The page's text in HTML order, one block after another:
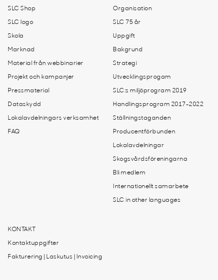
SLC Shop
SLC logo
Skola
Marknad
Material från webbinarier
Projekt och kampanjer
Pressmaterial
Dataskydd
Lokalavdelningars verksamhet
FAQ
Organisation
SLC 75 år
Uppgift
Bakgrund
Strategi
Utvecklingsprogam
SLC:s miljöprogram 2019
Handlingsprogram 2017-2022
Ställningstaganden
Producentförbunden
Lokalavdelningar
Skogsvårdsföreningarna
Bli medlem
Internationellt samarbete
SLC in other languages
KONTAKT
Kontaktuppgifter
Fakturering | Laskutus | Invoicing